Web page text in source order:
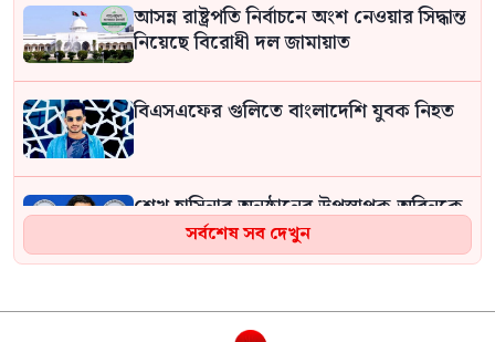
আসন্ন রাষ্ট্রপতি নির্বাচনে অংশ নেওয়ার সিদ্ধান্ত
নিয়েছে বিরোধী দল জামায়াত
বিএসএফের গুলিতে বাংলাদেশি যুবক নিহত
শেখ হাসিনার অনুষ্ঠানের উপস্থাপক অরিনকে
ঘিরে সাতক্ষীরায় আলোচনা
নীতিমালার খবরকে ‘কাল্পনিক ও অসত্য’ বলল
সর্বশেষ সব দেখুন